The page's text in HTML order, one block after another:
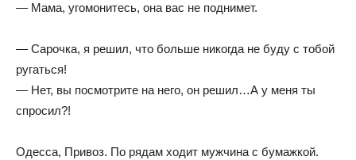
— Мама, угомонитесь, она вас не поднимет.
— Сарочка, я решил, что больше никогда не буду с тобой
ругаться!
— Нет, вы посмотрите на него, он решил…А у меня ты
спросил?!
Одесса, Привоз. По рядам ходит мужчина с бумажкой.